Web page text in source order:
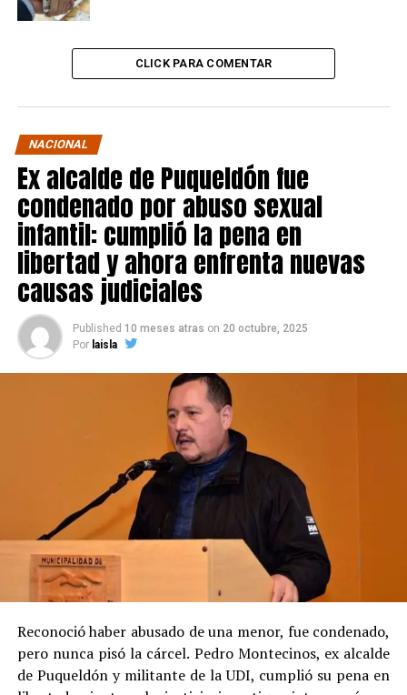
CLICK PARA COMENTAR
NACIONAL
Ex alcalde de Puqueldón fue
condenado por abuso sexual
infantil: cumplió la pena en
libertad y ahora enfrenta nuevas
causas judiciales
Published 10 meses atras on 20 octubre, 2025
Por laisla
Reconoció haber abusado de una menor, fue condenado,
pero nunca pisó la cárcel. Pedro Montecinos, ex alcalde
de Puqueldón y militante de la UDI, cumplió su pena en